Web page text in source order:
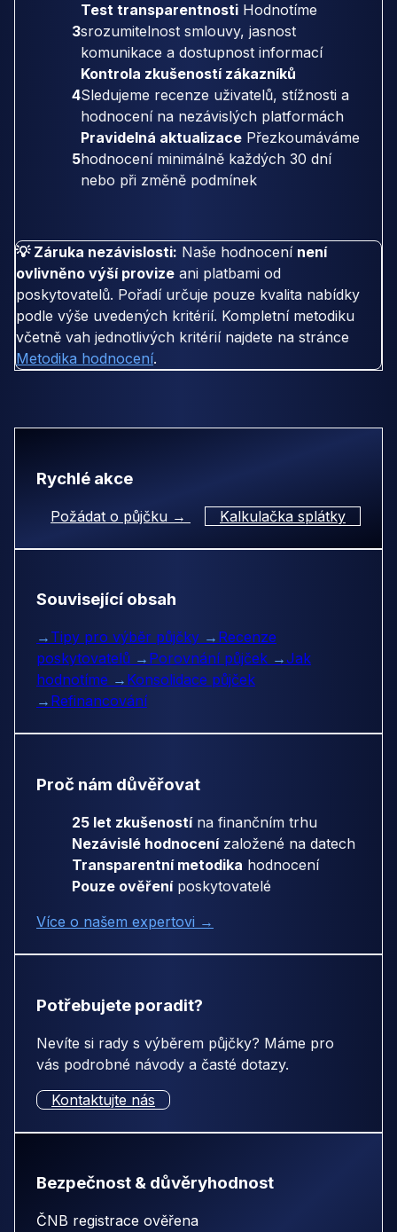
3
Test transparentnosti Hodnotíme
srozumitelnost smlouvy, jasnost
komunikace a dostupnost informací
4
Kontrola zkušeností zákazníků
Sledujeme recenze uživatelů, stížnosti a
hodnocení na nezávislých platformách
5
Pravidelná aktualizace Přezkoumáváme
hodnocení minimálně každých 30 dní
nebo při změně podmínek
💡 Záruka nezávislosti: Naše hodnocení není
ovlivněno výší provize ani platbami od
poskytovatelů. Pořadí určuje pouze kvalita nabídky
podle výše uvedených kritérií. Kompletní metodiku
včetně vah jednotlivých kritérií najdete na stránce
Metodika hodnocení.
Rychlé akce
Požádat o půjčku → Kalkulačka splátky
Související obsah
→ Tipy pro výběr půjčky → Recenze
poskytovatelů → Porovnání půjček →Jak
hodnotíme → Konsolidace půjček
→ Refinancování
Proč nám důvěřovat
25 let zkušenostína finančním trhu
Nezávislé hodnocenízaložené na datech
Transparentní metodika hodnocení
Pouze ověřeníposkytovatelé
Více o našem expertovi →
Potřebujete poradit?
Nevíte si rady s výběrem půjčky? Máme pro
vás podrobné návody a časté dotazy.
Kontaktujte nás
Bezpečnost & důvěryhodnost
ČNB registrace ověřena